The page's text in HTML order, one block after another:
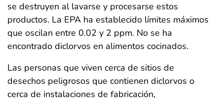
se destruyen al lavarse y procesarse estos
productos. La EPA ha establecido límites máximos
que oscilan entre 0.02 y 2 ppm. No se ha
encontrado diclorvos en alimentos cocinados.
Las personas que viven cerca de sitios de
desechos peligrosos que contienen diclorvos o
cerca de instalaciones de fabricación,